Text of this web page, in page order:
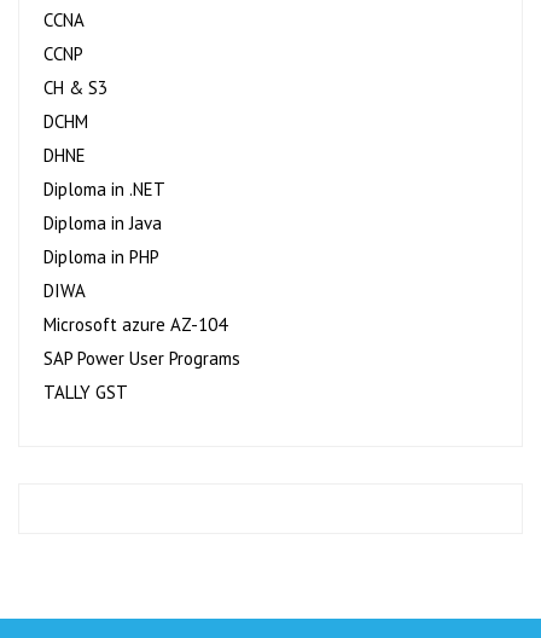
CCNA
CCNP
CH & S3
DCHM
DHNE
Diploma in .NET
Diploma in Java
Diploma in PHP
DIWA
Microsoft azure AZ-104
SAP Power User Programs
TALLY GST